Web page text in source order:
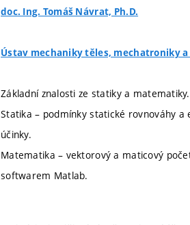
doc. Ing. Tomáš Návrat, Ph.D.
Ústav mechaniky těles, mechatroniky
Základní znalosti ze statiky a matematiky.
Statika – podmínky statické rovnováhy
účinky.
Matematika – vektorový a maticový
softwarem Matlab.